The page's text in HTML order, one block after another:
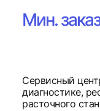
Мин.
Сервисный
диагностике,
расточного